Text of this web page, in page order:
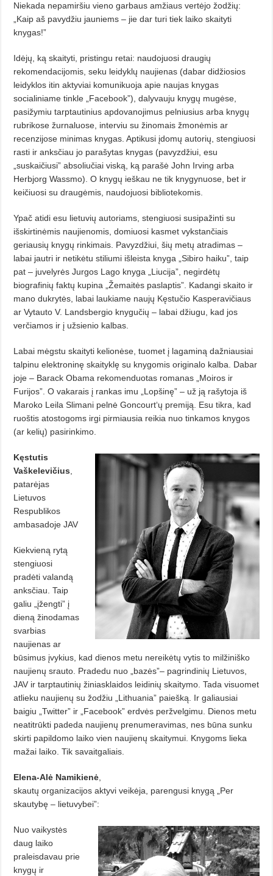
Niekada nepamiršiu vieno garbaus amžiaus vertėjo žodžių:
„Kaip aš pavydžiu jauniems – jie dar turi tiek laiko skaityti
knygas!”
Idėjų, ką skaityti, pristingu retai: naudojuosi draugių
rekomendacijomis, seku leidyklų naujienas (dabar didžiosios
leidyklos itin aktyviai komunikuoja apie naujas knygas
socialiniame tinkle „Facebook”), dalyvauju knygų mugėse,
pasižymiu tarptautinius apdovanojimus pelniusius arba knygų
rubrikose žurnaluose, interviu su žinomais žmonėmis ar
recenzijose minimas knygas. Aptikusi įdomų autorių, stengiuosi
rasti ir anksčiau jo parašytas knygas (pavyzdžiui, esu
„suskaičiusi” absoliučiai viską, ką parašė John Irving arba
Herbjorg Wassmo). O knygų ieškau ne tik knygynuose, bet ir
keičiuosi su draugėmis, naudojuosi bibliotekomis.
Ypač atidi esu lietuvių autoriams, stengiuosi susipažinti su
išskirtinėmis naujienomis, domiuosi kasmet vykstančiais
geriausių knygų rinkimais. Pavyzdžiui, šių metų atradimas –
labai jautri ir netikėtu stiliumi išleista knyga „Sibiro haiku”, taip
pat – juvelyrės Jurgos Lago knyga „Liucija”, negirdėtų
biografinių faktų kupina „Žemaitės paslaptis”. Kadangi skaito ir
mano dukrytės, labai laukiame naujų Kęstučio Kasperavičiaus
ar Vytauto V. Landsbergio knygučių – labai džiugu, kad jos
verčiamos ir į užsienio kalbas.
Labai mėgstu skaityti kelionėse, tuomet į lagaminą dažniausiai
talpinu elektroninę skaityklę su knygomis originalo kalba. Dabar
joje – Barack Obama rekomenduotas romanas „Moiros ir
Furijos”. O vakarais į rankas imu „Lopšinę” – už ją rašytoja iš
Maroko Leila Slimani pelnė Goncourt‘ų premiją. Esu tikra, kad
ruoštis atostogoms irgi pirmiausia reikia nuo tinkamos knygos
(ar kelių) pasirinkimo.
Kęstutis
Vaškelevičius,
patarėjas
Lietuvos
Respublikos
ambasadoje JAV
Kiekvieną rytą
stengiuosi
pradėti valandą
anksčiau. Taip
galiu „įžengti” į
dieną žinodamas
svarbias
naujienas ar
būsimus įvykius, kad dienos metu nereikėtų vytis to milžiniško
naujienų srauto. Pradedu nuo „bazės”– pagrindinių Lietuvos,
JAV ir tarptautinių žiniasklaidos leidinių skaitymo. Tada visuomet
atlieku naujienų su žodžiu „Lithuania” paiešką. Ir galiausiai
baigiu „Twitter” ir „Facebook” erdvės peržvelgimu. Dienos metu
neatitrūkti padeda naujienų prenumeravimas, nes būna sunku
skirti papildomo laiko vien naujienų skaitymui. Knygoms lieka
mažai laiko. Tik savaitgaliais.
Elena-Alė Namikienė,
skautų organizacijos aktyvi veikėja, parengusi knygą „Per
skautybę – lietuvybei”:
Nuo vaikystės
daug laiko
praleisdavau prie
knygų ir